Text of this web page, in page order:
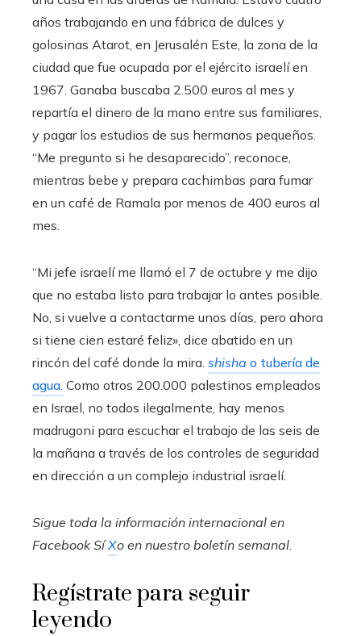
años trabajando en una fábrica de dulces y
golosinas Atarot, en Jerusalén Este, la zona de la
ciudad que fue ocupada por el ejército israelí en
1967. Ganaba buscaba 2.500 euros al mes y
repartía el dinero de la mano entre sus familiares,
y pagar los estudios de sus hermanos pequeños.
“Me pregunto si he desaparecido”, reconoce,
mientras bebe y prepara cachimbas para fumar
en un café de Ramala por menos de 400 euros al
mes.
“Mi jefe israelí me llamó el 7 de octubre y me dijo
que no estaba listo para trabajar lo antes posible.
No, si vuelve a contactarme unos días, pero ahora
si tiene cien estaré feliz», dice abatido en un
rincón del café donde la mira. shisha o tubería de
agua. Como otros 200.000 palestinos empleados
en Israel, no todos ilegalmente, hay menos
madrugoni para escuchar el trabajo de las seis de
la mañana a través de los controles de seguridad
en dirección a un complejo industrial israelí.
Sigue toda la información internacional en
FacebookSíXo en nuestro boletín semanal.
Regístrate para seguir
leyendo